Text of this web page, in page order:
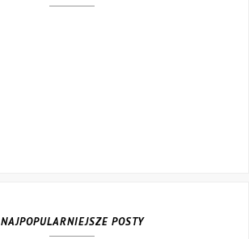
NAJPOPULARNIEJSZE POSTY